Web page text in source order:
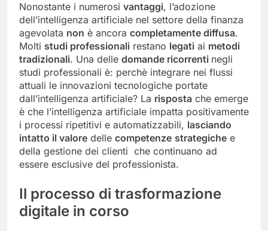
Nonostante i numerosi vantaggi, l’adozione
dell’intelligenza artificiale nel settore della finanza
agevolata non è ancora completamente diffusa.
Molti studi professionali restano legati ai metodi
tradizionali. Una delle domande ricorrenti negli
studi professionali è: perchè integrare nei flussi
attuali le innovazioni tecnologiche portate
dall’intelligenza artificiale? La risposta che emerge
è che l’intelligenza artificiale impatta positivamente
i processi ripetitivi e automatizzabili, lasciando
intatto il valore delle competenze strategiche e
della gestione dei clienti che continuano ad
essere esclusive del professionista.
Il processo di trasformazione
digitale in corso